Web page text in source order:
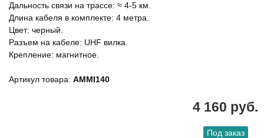
Дальность связи на трассе: ≈ 4-5 км.
Длина кабеля в комплекте: 4 метра.
Цвет: черный.
Разъем на кабеле: UHF вилка.
Крепление: магнитное.
Артикул товара: AMMI140
4 160 руб.
Под заказ